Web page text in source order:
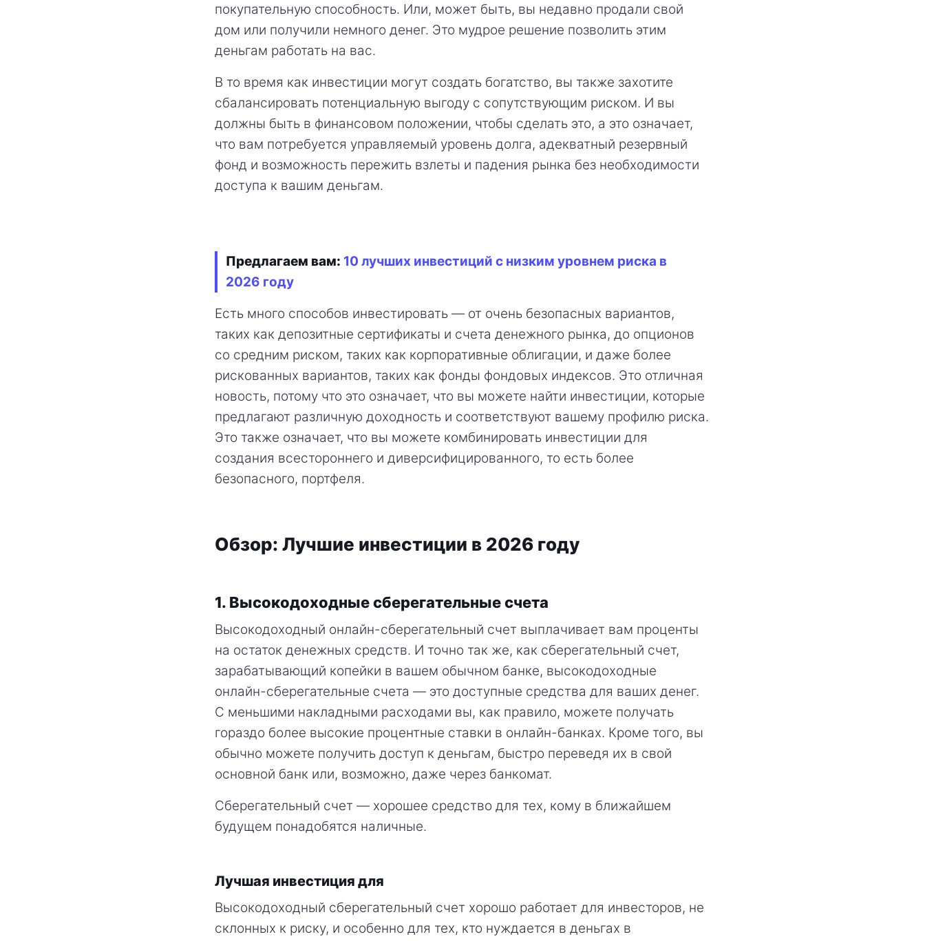
покупательную способность. Или, может быть, вы недавно продали свой
дом или получили немного денег. Это мудрое решение позволить этим
деньгам работать на вас.
В то время как инвестиции могут создать богатство, вы также захотите
сбалансировать потенциальную выгоду с сопутствующим риском. И вы
должны быть в финансовом положении, чтобы сделать это, а это означает,
что вам потребуется управляемый уровень долга, адекватный резервный
фонд и возможность пережить взлеты и падения рынка без необходимости
доступа к вашим деньгам.
Предлагаем вам: 10 лучших инвестиций с низким уровнем риска в
2026 году
Есть много способов инвестировать — от очень безопасных вариантов,
таких как депозитные сертификаты и счета денежного рынка, до опционов
со средним риском, таких как корпоративные облигации, и даже более
рискованных вариантов, таких как фонды фондовых индексов. Это отличная
новость, потому что это означает, что вы можете найти инвестиции, которые
предлагают различную доходность и соответствуют вашему профилю риска.
Это также означает, что вы можете комбинировать инвестиции для
создания всестороннего и диверсифицированного, то есть более
безопасного, портфеля.
Обзор: Лучшие инвестиции в 2026 году
1. Высокодоходные сберегательные счета
Высокодоходный онлайн-сберегательный счет выплачивает вам проценты
на остаток денежных средств. И точно так же, как сберегательный счет,
зарабатывающий копейки в вашем обычном банке, высокодоходные
онлайн-сберегательные счета — это доступные средства для ваших денег.
С меньшими накладными расходами вы, как правило, можете получать
гораздо более высокие процентные ставки в онлайн-банках. Кроме того, вы
обычно можете получить доступ к деньгам, быстро переведя их в свой
основной банк или, возможно, даже через банкомат.
Сберегательный счет — хорошее средство для тех, кому в ближайшем
будущем понадобятся наличные.
Лучшая инвестиция для
Высокодоходный сберегательный счет хорошо работает для инвесторов, не
склонных к риску, и особенно для тех, кто нуждается в деньгах в